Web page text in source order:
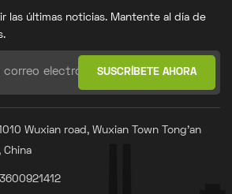
las últimas noticias. Mantente al día de
Wuxian road, Wuxian Town Tong'an
China